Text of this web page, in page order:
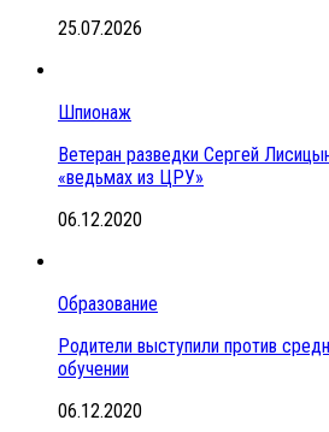
25.07.2026
Шпионаж
Ветеран разведки Сергей
«ведьмах из ЦРУ»
06.12.2020
Образование
Родители выступили против
обучении
06.12.2020